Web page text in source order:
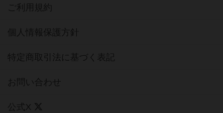
ご利用規約
個人情報保護方針
特定商取引法に基づく表記
お問い合わせ
公式X